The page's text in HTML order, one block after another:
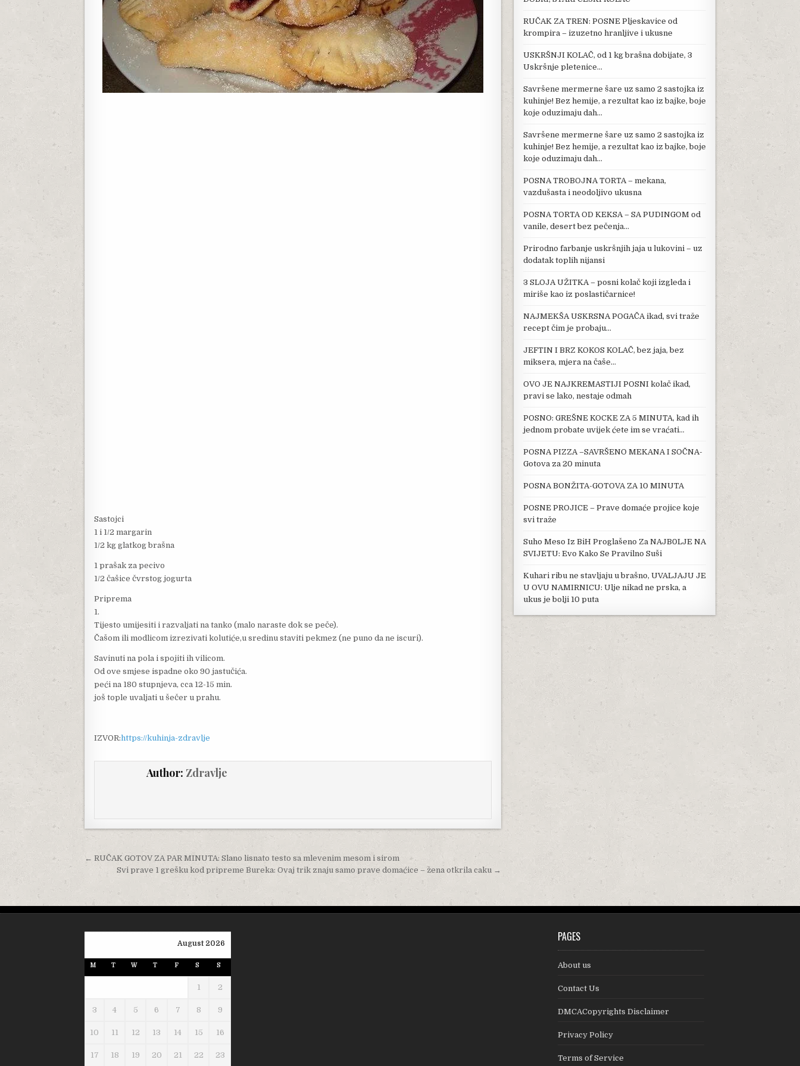
Sastojci
1 i 1/2 margarin
1/2 kg glatkog brašna
1 prašak za pecivo
1/2 čašice čvrstog jogurta
Priprema
1.
Tijesto umijesiti i razvaljati na tanko (malo naraste dok se peče).
Čašom ili modlicom izrezivati kolutiće,u sredinu staviti pekmez (ne puno da ne iscuri).
Savinuti na pola i spojiti ih vilicom.
Od ove smjese ispadne oko 90 jastučića.
peći na 180 stupnjeva, cca 12-15 min.
još tople uvaljati u šečer u prahu.
IZVOR:https://kuhinja-zdravlje
Author: Zdravlje
Post navigation
← RUČAK GOTOV ZA PAR MINUTA: Slano lisnato testo sa mlevenim mesom i sirom
Svi prave 1 grešku kod pripreme Bureka: Ovaj trik znaju samo prave domaćice – žena otkrila caku →
RUČAK ZA TREN: POSNE Pljeskavice od
krompira – izuzetno hranljive i ukusne
USKRŠNJI KOLAČ, od 1 kg brašna dobijate, 3
Uskršnje pletenice…
Savršene mermerne šare uz samo 2 sastojka iz
kuhinje! Bez hemije, a rezultat kao iz bajke, boje
koje oduzimaju dah…
Savršene mermerne šare uz samo 2 sastojka iz
kuhinje! Bez hemije, a rezultat kao iz bajke, boje
koje oduzimaju dah…
POSNA TROBOJNA TORTA – mekana,
vazdušasta i neodoljivo ukusna
POSNA TORTA OD KEKSA – SA PUDINGOM od
vanile, desert bez pečenja…
Prirodno farbanje uskršnjih jaja u lukovini – uz
dodatak toplih nijansi
3 SLOJA UŽITKA – posni kolač koji izgleda i
miriše kao iz poslastičarnice!
NAJMEKŠA USKRSNA POGAČA ikad, svi traže
recept čim je probaju…
JEFTIN I BRZ KOKOS KOLAČ, bez jaja, bez
miksera, mjera na čaše…
OVO JE NAJKREMASTIJI POSNI kolač ikad,
pravi se lako, nestaje odmah
POSNO: GREŠNE KOCKE ZA 5 MINUTA, kad ih
jednom probate uvijek ćete im se vraćati…
POSNA PIZZA –SAVRŠENO MEKANA I SOČNA-
Gotova za 20 minuta
POSNA BONŽITA-GOTOVA ZA 10 MINUTA
POSNE PROJICE – Prave domaće projice koje
svi traže
Suho Meso Iz BiH Proglašeno Za NAJB0LJE NA
SVIJETU: Evo Kako Se Pravilno Suši
Kuhari ribu ne stavljaju u brašno, UVALJAJU JE
U OVU NAMIRNICU: Ulje nikad ne prska, a
ukus je bolji 10 puta
August 2026
M T W T F S S
1 2
3 4 5 6 7 8 9
10 11 12 13 14 15 16
17 18 19 20 21 22 23
PAGES
About us
Contact Us
DMCACopyrights Disclaimer
Privacy Policy
Terms of Service